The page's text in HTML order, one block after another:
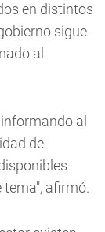
en distintos
sigue
al
al
de
afirmó.